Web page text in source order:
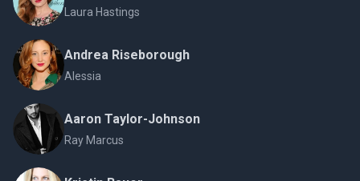
Laura Hastings
Andrea Riseborough
Alessia
Aaron Taylor-Johnson
Ray Marcus